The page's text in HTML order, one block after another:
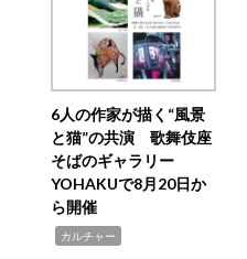
6人の作家が描く“風景
と猫”の共演 歌舞伎座
そばのギャラリー
YOHAKUで8月20日か
ら開催
カルチャー